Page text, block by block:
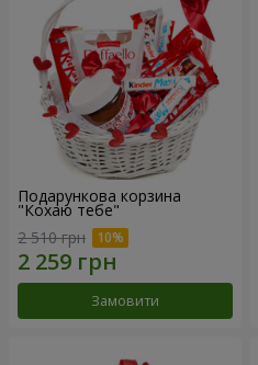
Подарункова корзина
"Кохаю тебе"
2 510 грн
Замовити